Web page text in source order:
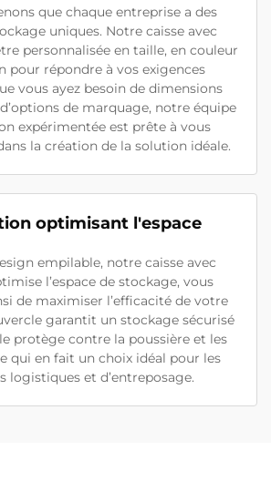
que chaque entreprise a des
uniques. Notre caisse avec
personnalisée en taille, en couleur
pour répondre à vos exigences
vous ayez besoin de dimensions
de marquage, notre équipe
expérimentée est prête à vous
la création de la solution idéale.
optimisant l'espace
empilable, notre caisse avec
l’espace de stockage, vous
de maximiser l’efficacité de votre
garantit un stockage sécurisé
protège contre la poussière et les
qui en fait un choix idéal pour les
logistiques et d’entreposage.